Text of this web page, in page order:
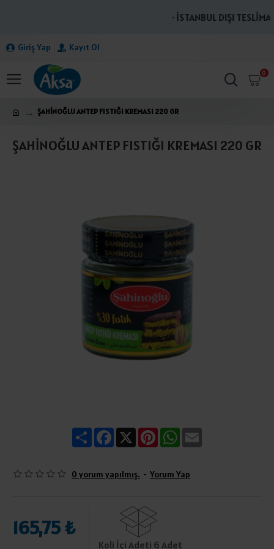
· İSTANBUL DIŞI
Giriş Yap Kayıt Ol
0
ŞAHİNOĞLU ANTEP FISTIĞI KREMASI 220 GR
ŞAHİNOĞLU ANTEP FISTIĞI KREMASI 220 GR
ShareFacebook
X PinterestWhatsApp
0 yorum yapılmış. - Yorum Yap
165,75 ₺
Koli İçi Adeti 6 Adet